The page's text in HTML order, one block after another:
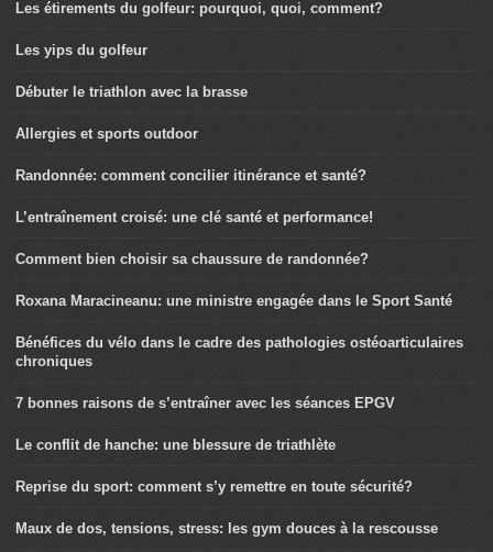
Les étirements du golfeur: pourquoi, quoi, comment?
Les yips du golfeur
Débuter le triathlon avec la brasse
Allergies et sports outdoor
Randonnée: comment concilier itinérance et santé?
L’entraînement croisé: une clé santé et performance!
Comment bien choisir sa chaussure de randonnée?
Roxana Maracineanu: une ministre engagée dans le Sport Santé
Bénéfices du vélo dans le cadre des pathologies ostéoarticulaires
chroniques
7 bonnes raisons de s’entraîner avec les séances EPGV
Le conflit de hanche: une blessure de triathlète
Reprise du sport: comment s’y remettre en toute sécurité?
Maux de dos, tensions, stress: les gym douces à la rescousse